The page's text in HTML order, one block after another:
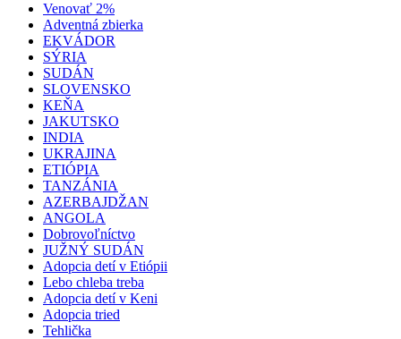
Venovať 2%
Adventná zbierka
EKVÁDOR
SÝRIA
SUDÁN
SLOVENSKO
KEŇA
JAKUTSKO
INDIA
UKRAJINA
ETIÓPIA
TANZÁNIA
AZERBAJDŽAN
ANGOLA
Dobrovoľníctvo
JUŽNÝ SUDÁN
Adopcia detí v Etiópii
Lebo chleba treba
Adopcia detí v Keni
Adopcia tried
Tehlička